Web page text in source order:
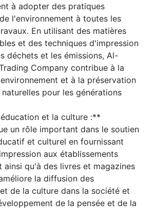
l'environnement à toutes les
En utilisant des matières
et des techniques d'impression
déchets et les émissions, Al-
Company contribue à la
et à la préservation
pour les générations
et la culture :**
et culturel en fournissant
aux établissements
ainsi qu'à des livres et magazines
la diffusion des
de la culture dans la société et
de la pensée et de la